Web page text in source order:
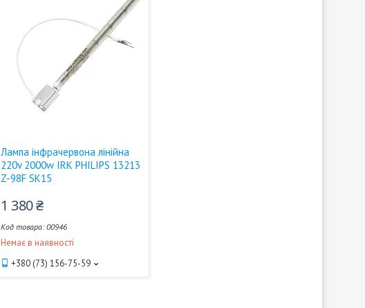
Лампа інфрачервона лінійна
220v 2000w IRK PHILIPS 13213
Z-98F SK15
1 380 ₴
00946
Немає в наявності
+380 (73) 156-75-59